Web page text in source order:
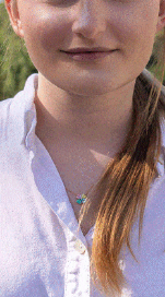
Levane nel
Cronaca 4 Agosto
Un anno fa
Gianni,
processo, lo
Articolo precedente